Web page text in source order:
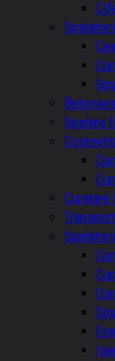
Spalare
Curatare
Transport